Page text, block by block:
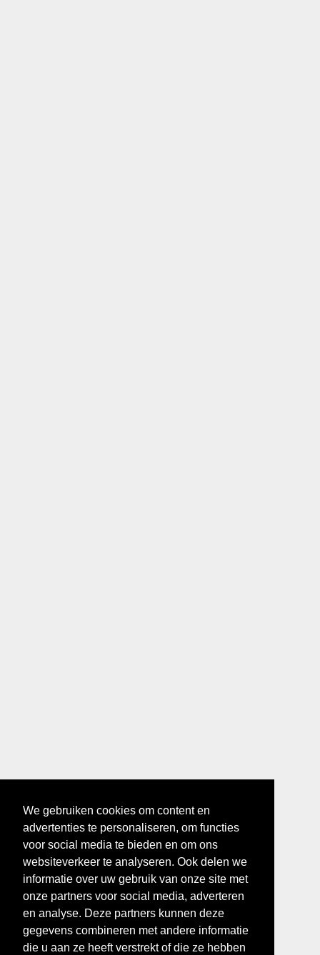
We gebruiken cookies om content en
advertenties te personaliseren, om functies
voor social media te bieden en om ons
websiteverkeer te analyseren. Ook delen we
informatie over uw gebruik van onze site met
onze partners voor social media, adverteren
en analyse. Deze partners kunnen deze
gegevens combineren met andere informatie
die u aan ze heeft verstrekt of die ze hebben